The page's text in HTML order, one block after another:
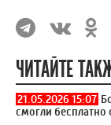
ЧИТАЙТЕ
21.05.2026 15:07
смогли